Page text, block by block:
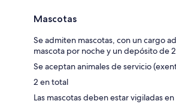
Mascotas
Se admiten mascotas, con un cargo
mascota por noche y un depósito de
Se aceptan animales de servicio
2 en total
Las mascotas deben estar vigiladas